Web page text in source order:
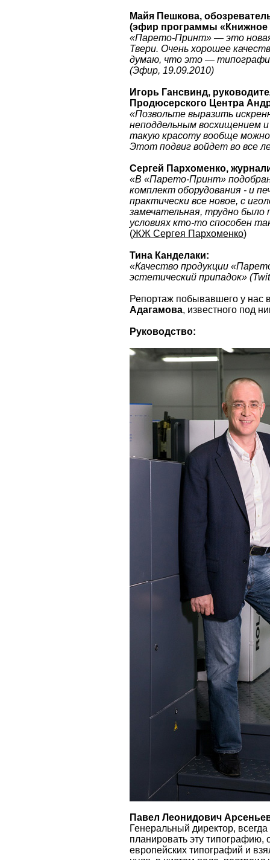
Майя Пешкова,
(эфир программы «Книжное
«Парето-Принт» — это
Твери. Очень хорошее
думаю, что это —
(Эфир, 19.09.2010)
Игорь Гансвинд,
Продюсерского Центра
«Позвольте выразить
неподдельным восхищением
такую красоту вообще
Этот подвиг войдет во все
Сергей Пархоменко,
«В «Парето-Принт»
комплект оборудования - и
практически все новое, с
замечательная, трудно
условиях кто-то способен
(ЖЖ Сергея Пархоменко)
Тина Канделаки:
«Качество продукции
эстетический припадок»
Репортаж побывавшего у нас
Адагамова, известного под
Руководство:
Павел Леонидович
Генеральный директор,
планировать эту типографию,
европейских типографий и